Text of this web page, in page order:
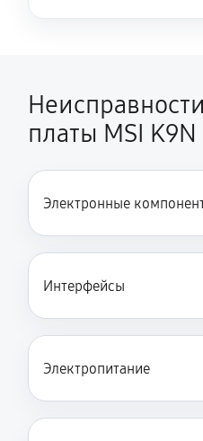
платы MSI
Электронные
Интерфейсы
Электропитание